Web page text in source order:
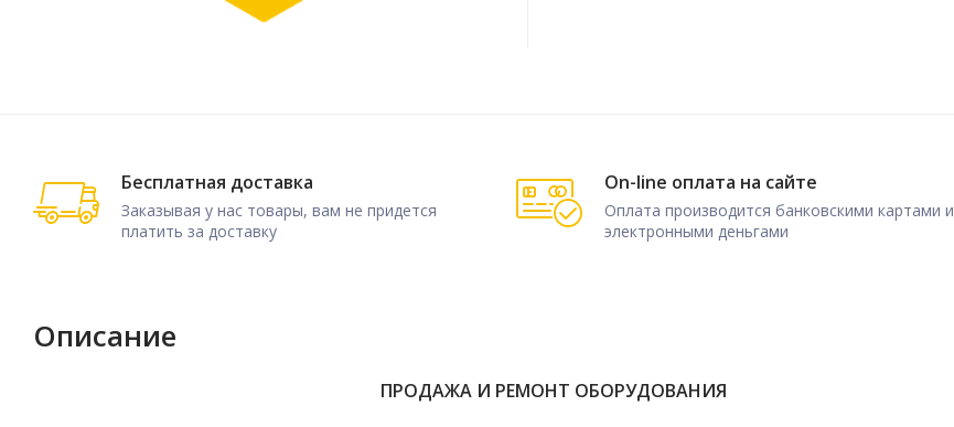
Бесплатная доставка
Заказывая у нас товары, вам не придется
платить за доставку
On-line оплата на сайте
Оплата производится банковскими картами и
электронными деньгами
Описание
ПРОДАЖА И РЕМОНТ ОБОРУДОВАНИЯ